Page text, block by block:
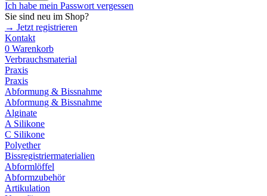
Ich habe mein Passwort vergessen
Sie sind neu im Shop?
→ Jetzt registrieren
Kontakt
0 Warenkorb
Verbrauchsmaterial
Praxis
Praxis
Abformung & Bissnahme
Abformung & Bissnahme
Alginate
A Silikone
C Silikone
Polyether
Bissregistriermaterialien
Abformlöffel
Abformzubehör
Artikulation